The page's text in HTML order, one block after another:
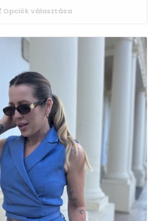
Opciók választása